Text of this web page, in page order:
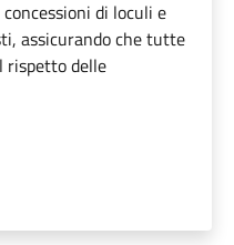
di loculi e
assicurando che tutte
rispetto delle